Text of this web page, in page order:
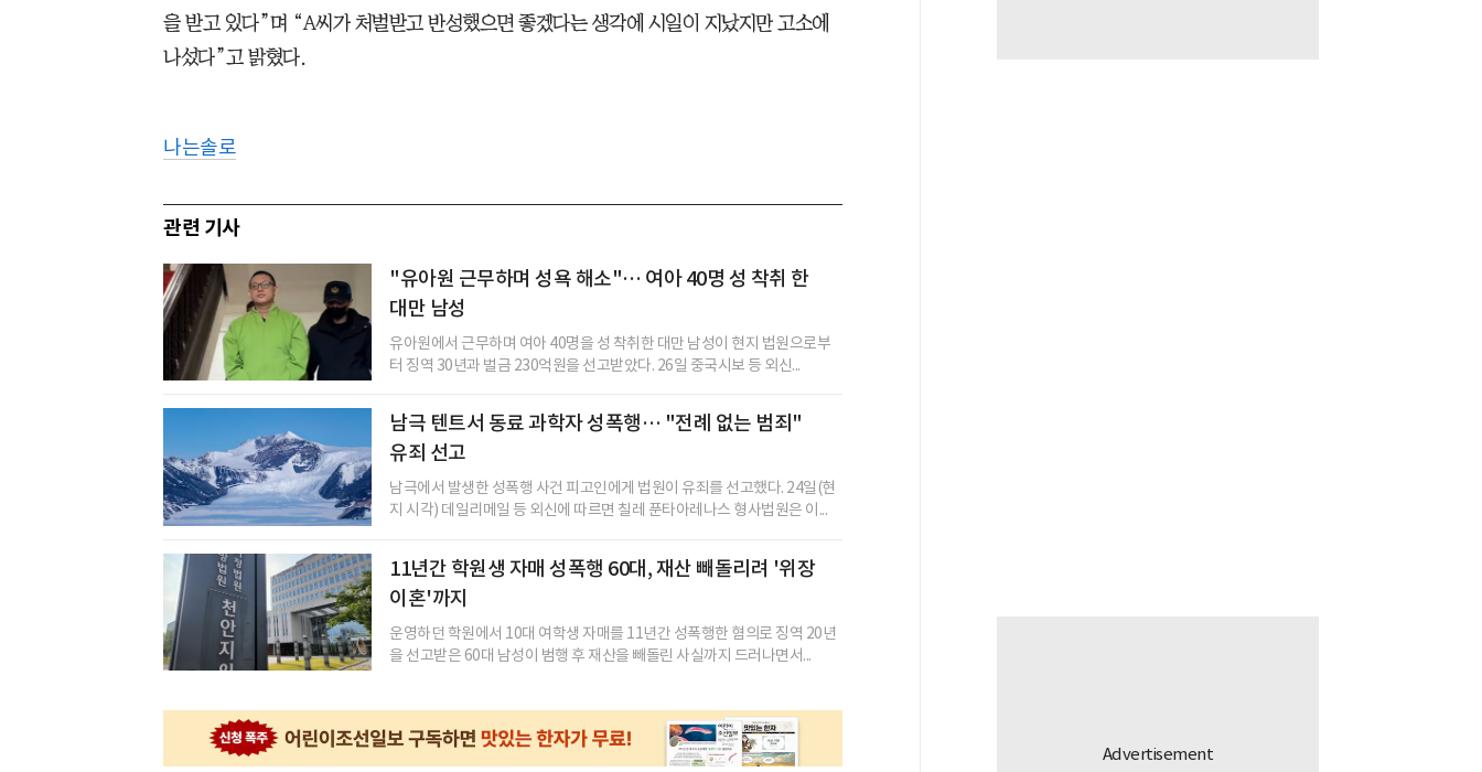
을 받고 있다”며 “A씨가 처벌받고 반성했으면 좋겠다는 생각에 시일이 지났지만 고소에
나섰다”고 밝혔다.
나는솔로
관련 기사
"유아원 근무하며 성욕 해소"… 여아 40명 성 착취 한
대만 남성
유아원에서 근무하며 여아 40명을 성 착취한 대만 남성이 현지 법원으로부
터 징역 30년과 벌금 230억원을 선고받았다. 26일 중국시보 등 외신...
남극 텐트서 동료 과학자 성폭행… "전례 없는 범죄"
유죄 선고
남극에서 발생한 성폭행 사건 피고인에게 법원이 유죄를 선고했다. 24일(현
지 시각) 데일리메일 등 외신에 따르면 칠레 푼타아레나스 형사법원은 이...
11년간 학원생 자매 성폭행 60대, 재산 빼돌리려 '위장
이혼'까지
운영하던 학원에서 10대 여학생 자매를 11년간 성폭행한 혐의로 징역 20년
을 선고받은 60대 남성이 범행 후 재산을 빼돌린 사실까지 드러나면서...